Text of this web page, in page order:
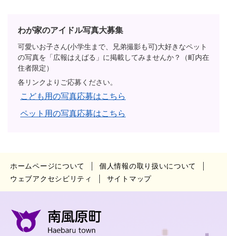
わが家のアイドル写真大募集
可愛いお子さん(小学生まで、兄弟撮影も可)大好きなペット
の写真を「広報はえばる」に掲載してみませんか？（町内在
住者限定）
各リンクよりご応募ください。
こども用の写真応募はこちら
ペット用の写真応募はこちら
ホームページについて
個人情報の取り扱いについて
ウェブアクセシビリティ
サイトマップ